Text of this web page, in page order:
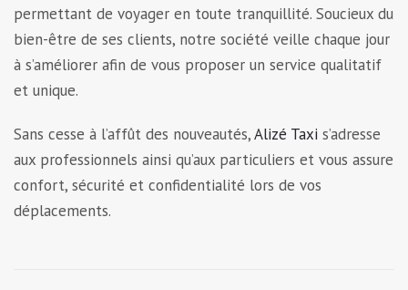
permettant de voyager en toute tranquillité. Soucieux du
bien-être de ses clients, notre société veille chaque jour
à s’améliorer afin de vous proposer un service qualitatif
et unique.
Sans cesse à l’affût des nouveautés,Alizé Taxi s’adresse
aux professionnels ainsi qu’aux particuliers et vous assure
confort, sécurité et confidentialité lors de vos
déplacements.